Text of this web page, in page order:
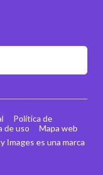
es una marca
Política de
de uso Mapa web